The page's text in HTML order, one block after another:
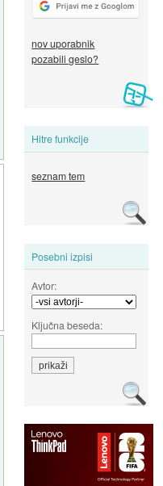
nov uporabnik
pozabili geslo?
Hitre funkcije
seznam tem
Posebni izpisi
Avtor:
Ključna beseda: